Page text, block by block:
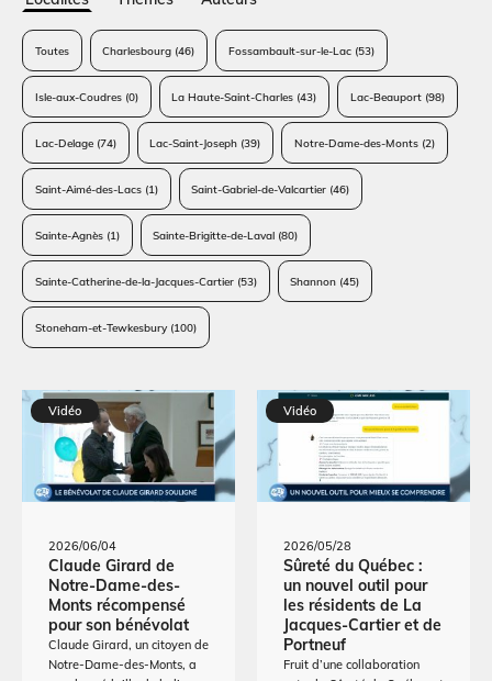
Toutes Charlesbourg (46) Fossambault-sur-le-Lac(53)
Isle-aux-Coudres(0) La Haute-Saint-Charles (43) Lac-Beauport(98)
Lac-Delage(74) Lac-Saint-Joseph (39) Notre-Dame-des-Monts(2)
Saint-Aimé-des-Lacs(1) Saint-Gabriel-de-Valcartier (46)
Sainte-Agnès(1) Sainte-Brigitte-de-Laval (80)
Sainte-Catherine-de-la-Jacques-Cartier(53) Shannon (45)
Stoneham-et-Tewkesbury(100)
Vidéo
2026/06/04
Claude Girard de
Notre-Dame-des-
Monts récompensé
pour son bénévolat
Claude Girard, un citoyen de
Notre-Dame-des-Monts, a
Vidéo
2026/05/28
Sûreté du Québec :
un nouvel outil pour
les résidents de La
Jacques-Cartier et de
Portneuf
Fruit d’une collaboration